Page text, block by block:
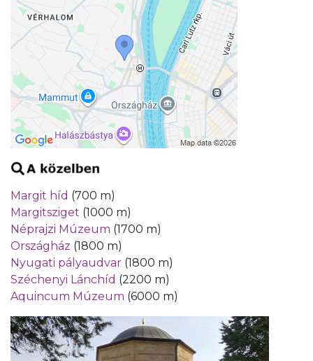
Margit híd (700 m)
Margitsziget (1000 m)
Néprajzi Múzeum (1700 m)
Országház (1800 m)
Nyugati pályaudvar (1800 m)
Széchenyi Lánchíd (2200 m)
Aquincum Múzeum (6000 m)